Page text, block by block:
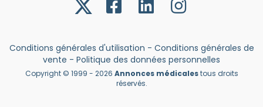
Se connecter avec LinkedIn
Inscrivez-vous en un clic !
Créer un compte
Conditions générales d'utilisation - Conditions générales de
vente - Politique des données personnelles
Copyright © 1999 - 2026 Annonces médicalestous droits
réservés.